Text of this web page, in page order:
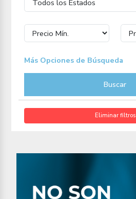
Más Opciones de Búsqueda
Buscar
Eliminar filtros